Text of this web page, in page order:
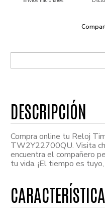
Compra online tu Reloj
TW2Y22700QU. Visita
encuentra el compañero
tu vida. ¡El tiempo es